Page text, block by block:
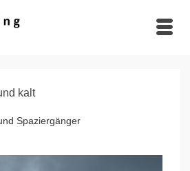
kalt
Spaziergänger